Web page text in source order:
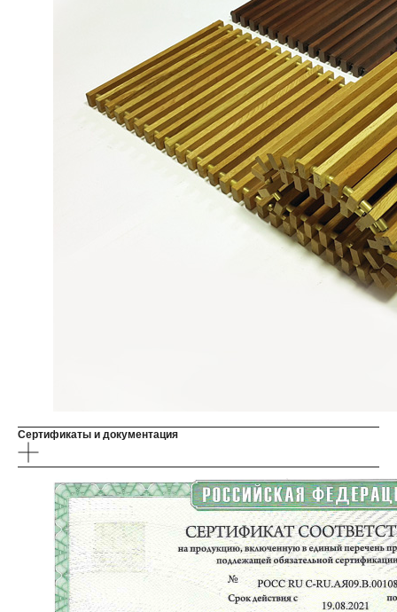
Сертификаты и документация